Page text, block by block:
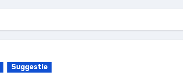
Suggestie